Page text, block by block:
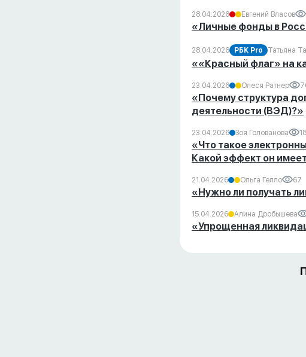
28.04.2026 Евгений Власов
«Личные фонды в
28.04.2026 РБК Pro Татьяна
««Красный флаг» на
23.04.2026 Олеся Ратнер
«Почему структура
деятельности (ВЭД)?»
23.04.2026 Зоя Голованова
«Что такое
Какой эффект он
21.04.2026 Ольга Гелло 67
«Нужно ли получать
15.04.2026 Алина Дробышева
«Упрощенная